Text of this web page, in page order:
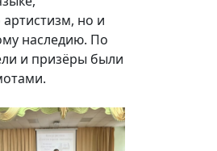
но и
наследию. По
и призёры были